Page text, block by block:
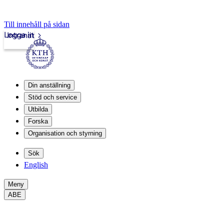
Till innehåll på sidan
Intranät
Logga in
Din anställning
Stöd och service
Utbilda
Forska
Organisation och styrning
Sök
English
Meny
ABE